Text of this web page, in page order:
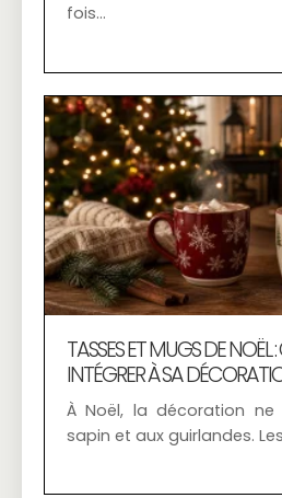
fois…
TASSES ET MUGS DE NOËL
INTÉGRER À SA
À Noël, la décoration
sapin et aux guirlandes.